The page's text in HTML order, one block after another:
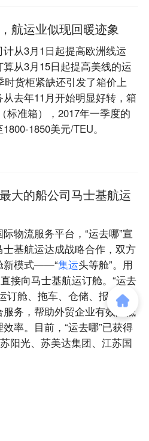
航运业似现回暖迹象
从3月1日起提高欧洲线运
从3月15日起提高美线的运
时货柜紧缺还引发了箱价上
去年11月开始明显好转，箱
标准箱），2017年一季度的
1850美元/TEU。
大的船公司马士基航运
物流服务平台，“运去哪”宣
基航运达成战略合作，双方
新模式——“集运头等舱”。用
接向马士基航运订舱。“运去
订舱、拖车、仓储、报关、
务，帮助外贸企业有效降低
率。目前，“运去哪”已获得
阳光、苏美达集团、江苏国